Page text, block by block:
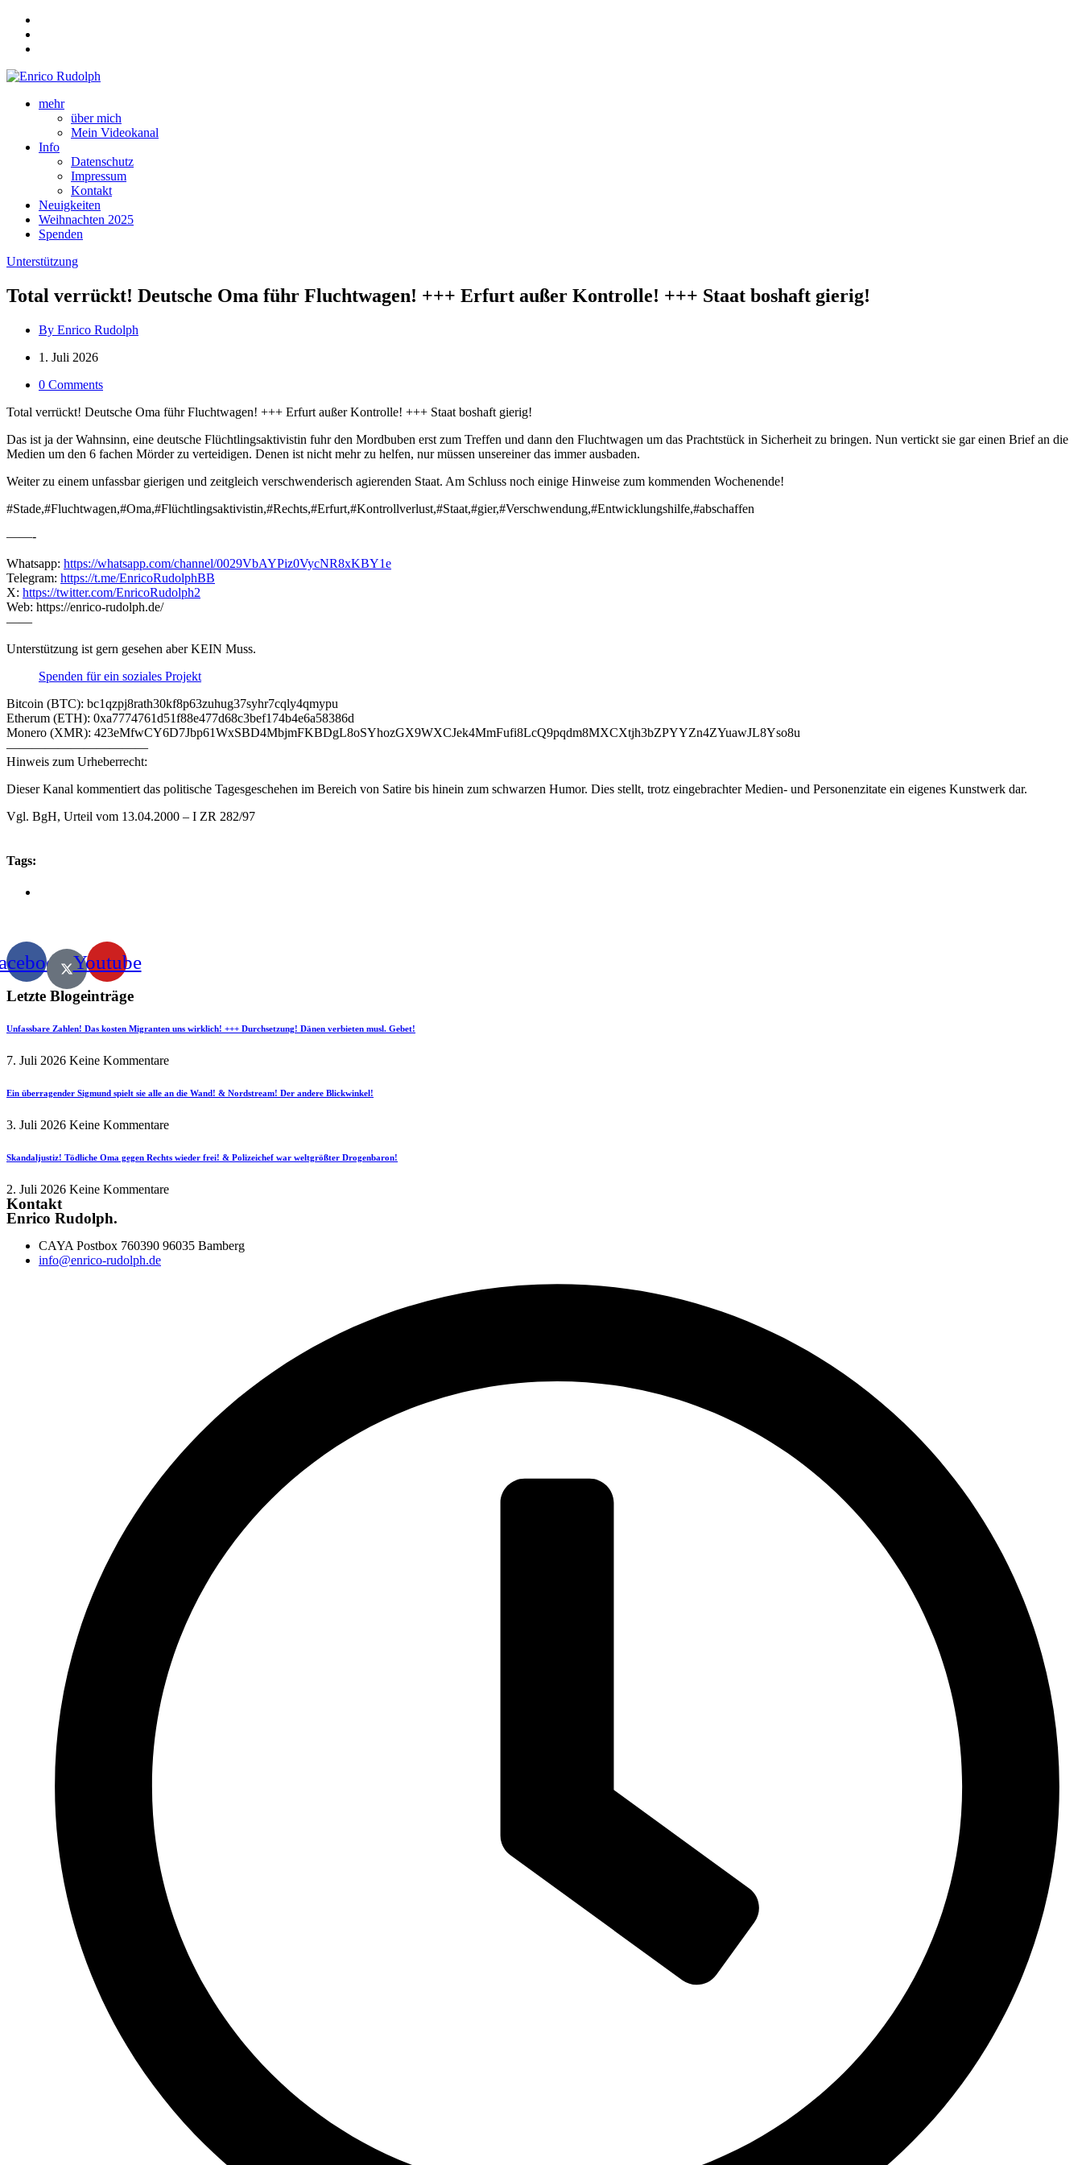
mehr
über mich
Mein Videokanal
Info
Datenschutz
Impressum
Kontakt
Neuigkeiten
Weihnachten 2025
Spenden
Unterstützung
Total verrückt! Deutsche Oma führ Fluchtwagen! +++ Erfurt außer Kontrolle! +++ Staat boshaft gierig!
By Enrico Rudolph
1. Juli 2026
0 Comments
Total verrückt! Deutsche Oma führ Fluchtwagen! +++ Erfurt außer Kontrolle! +++ Staat boshaft gierig!
Das ist ja der Wahnsinn, eine deutsche Flüchtlingsaktivistin fuhr den Mordbuben erst zum Treffen und dann den Fluchtwagen um das Prachtstück in Sicherheit zu bringen. Nun vertickt sie gar einen Brief an die
Medien um den 6 fachen Mörder zu verteidigen. Denen ist nicht mehr zu helfen, nur müssen unsereiner das immer ausbaden.
Weiter zu einem unfassbar gierigen und zeitgleich verschwenderisch agierenden Staat. Am Schluss noch einige Hinweise zum kommenden Wochenende!
#Stade,#Fluchtwagen,#Oma,#Flüchtlingsaktivistin,#Rechts,#Erfurt,#Kontrollverlust,#Staat,#gier,#Verschwendung,#Entwicklungshilfe,#abschaffen
——-
Whatsapp: https://whatsapp.com/channel/0029VbAYPiz0VycNR8xKBY1e
Telegram: https://t.me/EnricoRudolphBB
X: https://twitter.com/EnricoRudolph2
Web: https://enrico-rudolph.de/
——
Unterstützung ist gern gesehen aber KEIN Muss.
Spenden für ein soziales Projekt
Bitcoin (BTC): bc1qzpj8rath30kf8p63zuhug37syhr7cqly4qmypu
Etherum (ETH): 0xa7774761d51f88e477d68c3bef174b4e6a58386d
Monero (XMR): 423eMfwCY6D7Jbp61WxSBD4MbjmFKBDgL8oSYhozGX9WXCJek4MmFufi8LcQ9pqdm8MXCXtjh3bZPYYZn4ZYuawJL8Yso8u
———————————
Hinweis zum Urheberrecht:
Dieser Kanal kommentiert das politische Tagesgeschehen im Bereich von Satire bis hinein zum schwarzen Humor. Dies stellt, trotz eingebrachter Medien- und Personenzitate ein eigenes Kunstwerk dar.
Vgl. BgH, Urteil vom 13.04.2000 – I ZR 282/97
Tags:
Youtube
Letzte Blogeinträge
Unfassbare Zahlen! Das kosten Migranten uns wirklich! +++ Durchsetzung! Dänen verbieten musl. Gebet!
7. Juli 2026 Keine Kommentare
Ein überragender Sigmund spielt sie alle an die Wand! & Nordstream! Der andere Blickwinkel!
3. Juli 2026 Keine Kommentare
Skandaljustiz! Tödliche Oma gegen Rechts wieder frei! & Polizeichef war weltgrößter Drogenbaron!
2. Juli 2026 Keine Kommentare
Kontakt
Enrico Rudolph.
CAYA Postbox 760390 96035 Bamberg
info@enrico-rudolph.de